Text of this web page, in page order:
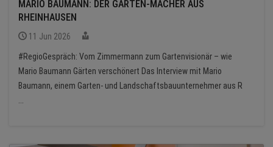
MARIO BAUMANN: DER GARTEN-MACHER AUS
RHEINHAUSEN
11 Jun 2026
#RegioGespräch: Vom Zimmermann zum Gartenvisionär – wie
Mario Baumann Gärten verschönert Das Interview mit Mario
Baumann, einem Garten- und Landschaftsbauunternehmer aus R